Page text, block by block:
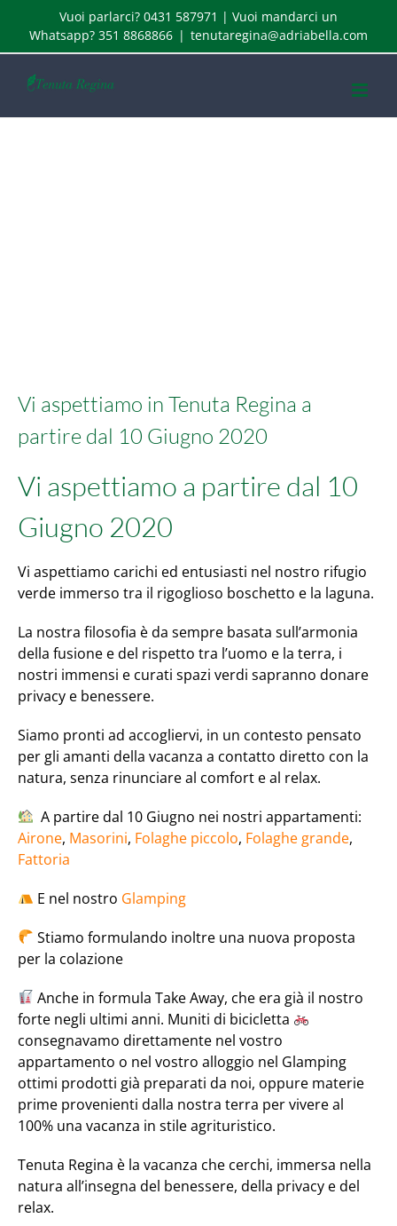
content
Vuoi parlarci? 0431 587971 | Vuoi mandarci un
Whatsapp? 351 8868866 | tenutaregina@adriabella.com
Larger
Image
Vi aspettiamo in Tenuta Regina a
partire dal 10 Giugno 2020
Vi aspettiamo a partire dal 10
Giugno 2020
Vi aspettiamo carichi ed entusiasti nel nostro rifugio
verde immerso tra il rigoglioso boschetto e la laguna.
La nostra filosofia è da sempre basata sull’armonia
della fusione e del rispetto tra l’uomo e la terra, i
nostri immensi e curati spazi verdi sapranno donare
privacy e benessere.
Siamo pronti ad accogliervi, in un contesto pensato
per gli amanti della vacanza a contatto diretto con la
natura, senza rinunciare al comfort e al relax.
A partire dal 10 Giugno nei nostri appartamenti:
Airone, Masorini, Folaghe piccolo, Folaghe grande,
Fattoria
E nel nostro Glamping
Stiamo formulando inoltre una nuova proposta
per la colazione
Anche in formula Take Away, che era già il nostro
forte negli ultimi anni. Muniti di bicicletta
consegnavamo direttamente nel vostro
appartamento o nel vostro alloggio nel Glamping
ottimi prodotti già preparati da noi, oppure materie
prime provenienti dalla nostra terra per vivere al
100% una vacanza in stile agrituristico.
Tenuta Regina è la vacanza che cerchi, immersa nella
natura all’insegna del benessere, della privacy e del
relax.